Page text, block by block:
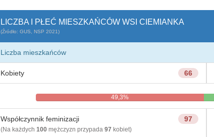
LICZBA I PŁEĆ MIESZKAŃCÓW WSI CIEMIANKA
(Źródło: GUS, NSP 2021)
Liczba mieszkańców
66
Kobiety
49,3%
97
Współczynnik feminizacji
(Na każdych 100mężczyzn przypada 97 kobiet)